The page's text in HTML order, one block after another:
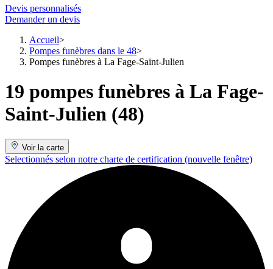
Devis personnalisés
Demander un devis
Accueil
Pompes funèbres dans le 48
Pompes funèbres à La Fage-Saint-Julien
19 pompes funèbres à La Fage-
Saint-Julien (48)
Voir la carte
Selectionnés selon notre charte de certification (nouvelle fenêtre)